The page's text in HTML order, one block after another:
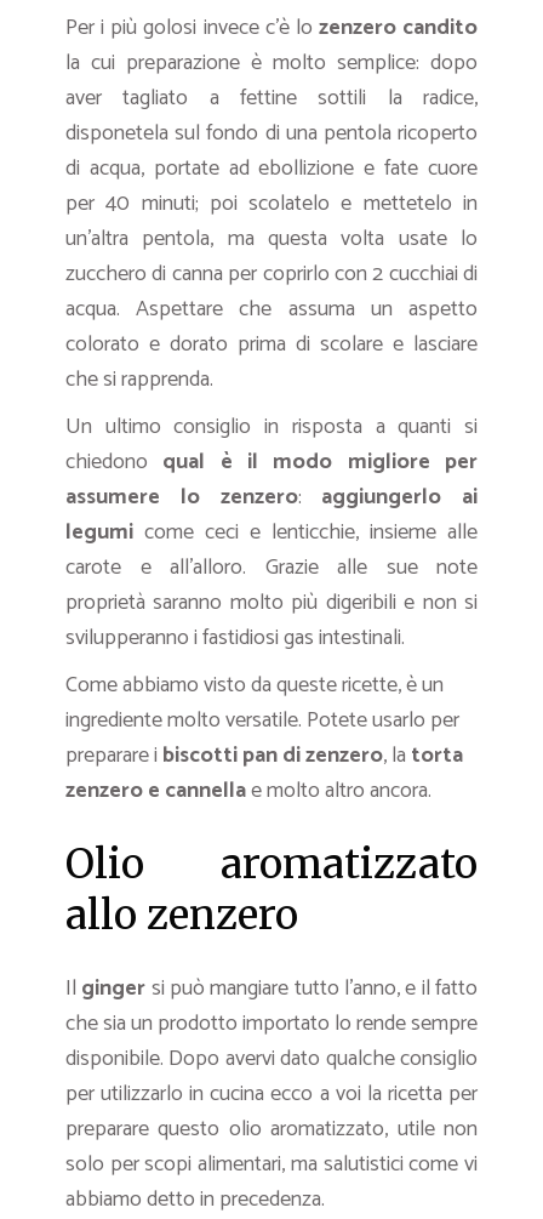
Per i più golosi invece c’è lo zenzero candito
la cui preparazione è molto semplice: dopo
aver tagliato a fettine sottili la radice,
disponetela sul fondo di una pentola ricoperto
di acqua, portate ad ebollizione e fate cuore
per 40 minuti; poi scolatelo e mettetelo in
un’altra pentola, ma questa volta usate lo
zucchero di canna per coprirlo con 2 cucchiai di
acqua. Aspettare che assuma un aspetto
colorato e dorato prima di scolare e lasciare
che si rapprenda.
Un ultimo consiglio in risposta a quanti si
chiedono qual è il modo migliore per
assumere lo zenzero: aggiungerlo ai
legumi come ceci e lenticchie, insieme alle
carote e all’alloro. Grazie alle sue note
proprietà saranno molto più digeribili e non si
svilupperanno i fastidiosi gas intestinali.
Come abbiamo visto da queste ricette, è un
ingrediente molto versatile. Potete usarlo per
preparare i biscotti pan di zenzero, la torta
zenzero e cannellae molto altro ancora.
Olio aromatizzato
allo zenzero
Il gingersi può mangiare tutto l’anno, e il fatto
che sia un prodotto importato lo rende sempre
disponibile. Dopo avervi dato qualche consiglio
per utilizzarlo in cucina ecco a voi la ricetta per
preparare questo olio aromatizzato, utile non
solo per scopi alimentari, ma salutistici come vi
abbiamo detto in precedenza.